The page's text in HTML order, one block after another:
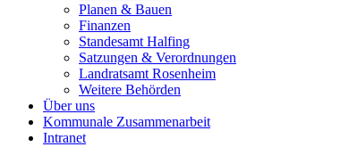
Planen & Bauen
Finanzen
Standesamt Halfing
Satzungen & Verordnungen
Landratsamt Rosenheim
Weitere Behörden
Über uns
Kommunale Zusammenarbeit
Intranet